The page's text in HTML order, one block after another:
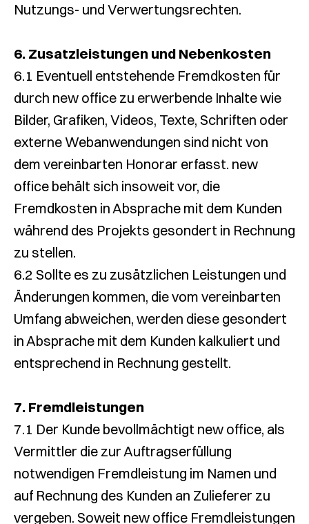
Nutzungs- und Verwertungsrechten.
6. Zusatzleistungen und Nebenkosten
6.1 Eventuell entstehende Fremdkosten für
durch new office zu erwerbende Inhalte wie
Bilder, Grafiken, Videos, Texte, Schriften oder
externe Webanwendungen sind nicht von
dem vereinbarten Honorar erfasst. new
office behält sich insoweit vor, die
Fremdkosten in Absprache mit dem Kunden
während des Projekts gesondert in Rechnung
zu stellen.
6.2 Sollte es zu zusätzlichen Leistungen und
Änderungen kommen, die vom vereinbarten
Umfang abweichen, werden diese gesondert
in Absprache mit dem Kunden kalkuliert und
entsprechend in Rechnung gestellt.
7. Fremdleistungen
7.1 Der Kunde bevollmächtigt new office, als
Vermittler die zur Auftragserfüllung
notwendigen Fremdleistung im Namen und
auf Rechnung des Kunden an Zulieferer zu
vergeben. Soweit new office Fremdleistungen